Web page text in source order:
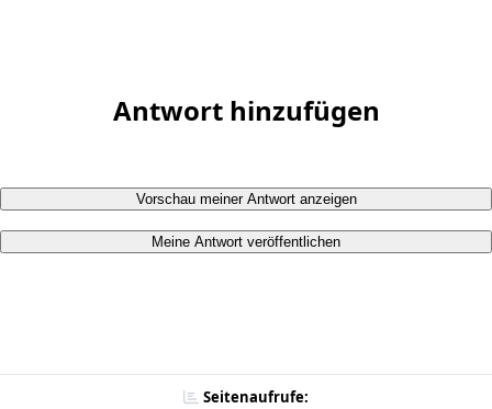
Antwort hinzufügen
Vorschau meiner Antwort anzeigen
Meine Antwort veröffentlichen
Seitenaufrufe: